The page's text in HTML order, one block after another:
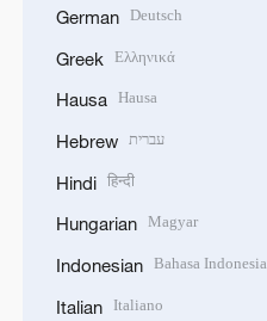
German Deutsch
Greek Ελληνικά
Hausa Hausa
Hebrew עברית
Hindi हिन्दी
Hungarian Magyar
Indonesian Bahasa Indonesia
Italian Italiano